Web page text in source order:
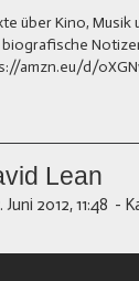
über Kino,
amzn.eu/d/
Lean
Juni 2012, 11:48 -